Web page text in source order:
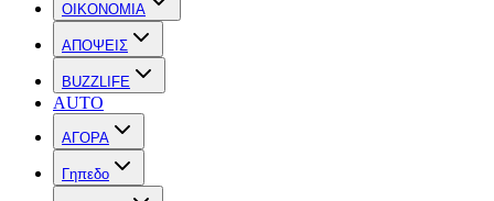
OIKONOMIA
ΑΠΟΨΕΙΣ
BUZZLIFE
AUTO
ΑΓΟΡΑ
Γηπεδο